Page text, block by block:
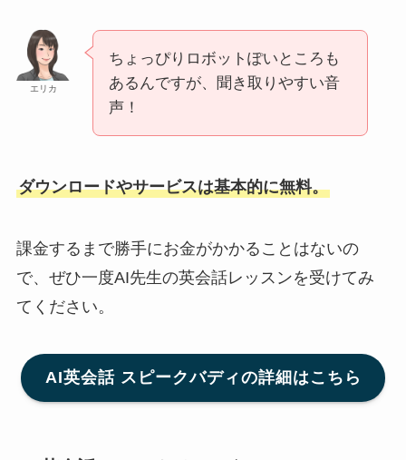
エリカ
ちょっぴりロボットぽいところも
あるんですが、聞き取りやすい音
声！
ダウンロードやサービスは基本的に無料。
課金するまで勝手にお金がかかることはないの
で、ぜひ一度AI先生の英会話レッスンを受けてみ
てください。
AI英会話 スピークバディの詳細はこちら